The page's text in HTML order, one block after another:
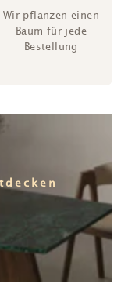
Wir pflanzen einen
Baum für jede
Bestellung